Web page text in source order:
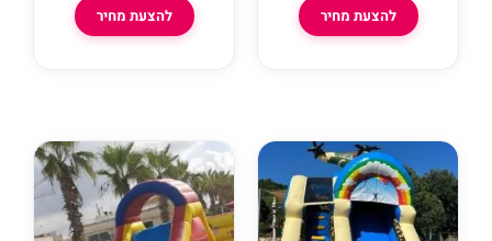
להצעת מחיר להצעת מחיר